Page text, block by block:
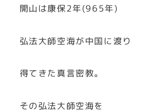
開山は康保2年(965年)
弘法大師空海が中国に渡り
得てきた真言密教。
その弘法大師空海を